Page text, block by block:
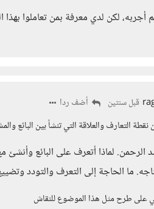
أجربه، لكن لدي معرفة بمن تعاملوا
قبل سنتين
أضف ردا
نقطة التعارف والعلاقة التي تنشأ بين البائع
الرحمن. لماذا أتعرف على البائع
ما الحاجة إلى التعرف والتودد
على طرح مثل هذا الموضوع للنقاش